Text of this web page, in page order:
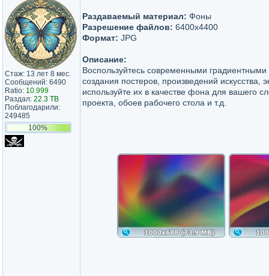
Стаж: 13 лет 8 мес.
Сообщений: 6490
Ratio: 10.999
Раздал: 22.3 TB
Поблагодарили:
249485
100%
Раздаваемый материал: Фоны
Разрешение файлов: 6400x4400
Формат: JPG
Описание:
Воспользуйтесь современными
создания постеров, произведений искусства,
используйте их в качестве фона для вашего
проекта, обоев рабочего стола и т.д.